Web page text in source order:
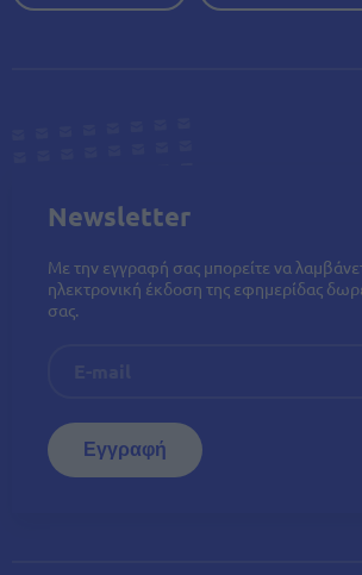
Newsletter
Με την εγγραφή σας μπορείτε να
ηλεκτρονική έκδοση της εφημερίδας
σας.